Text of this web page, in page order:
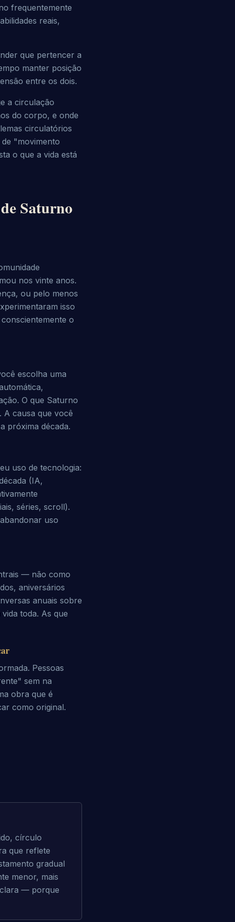
frequentemente
reais,
que pertencer a
manter posição
entre os dois.
a circulação
do corpo, e onde
circulatórios
"movimento
o que a vida está
Saturno
nos vinte anos.
ou pelo menos
isso
o
escolha uma
O que Saturno
A causa que você
próxima década.
uso de tecnologia:
(IA,
séries, scroll).
uso
— não como
aniversários
anuais sobre
toda. As que
Pessoas
sem na
obra que é
como original.
círculo
que reflete
gradual
menor, mais
clara — porque